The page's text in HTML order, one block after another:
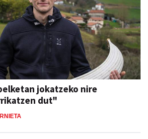
jokatzeko nire
dut"